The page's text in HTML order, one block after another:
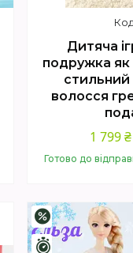
Дитяча
подружка
стильний
волосся
1 799 ₴
Готово до
–4%
Залишилось 4